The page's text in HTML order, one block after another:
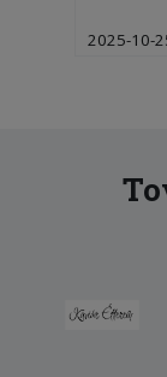
2025-10-